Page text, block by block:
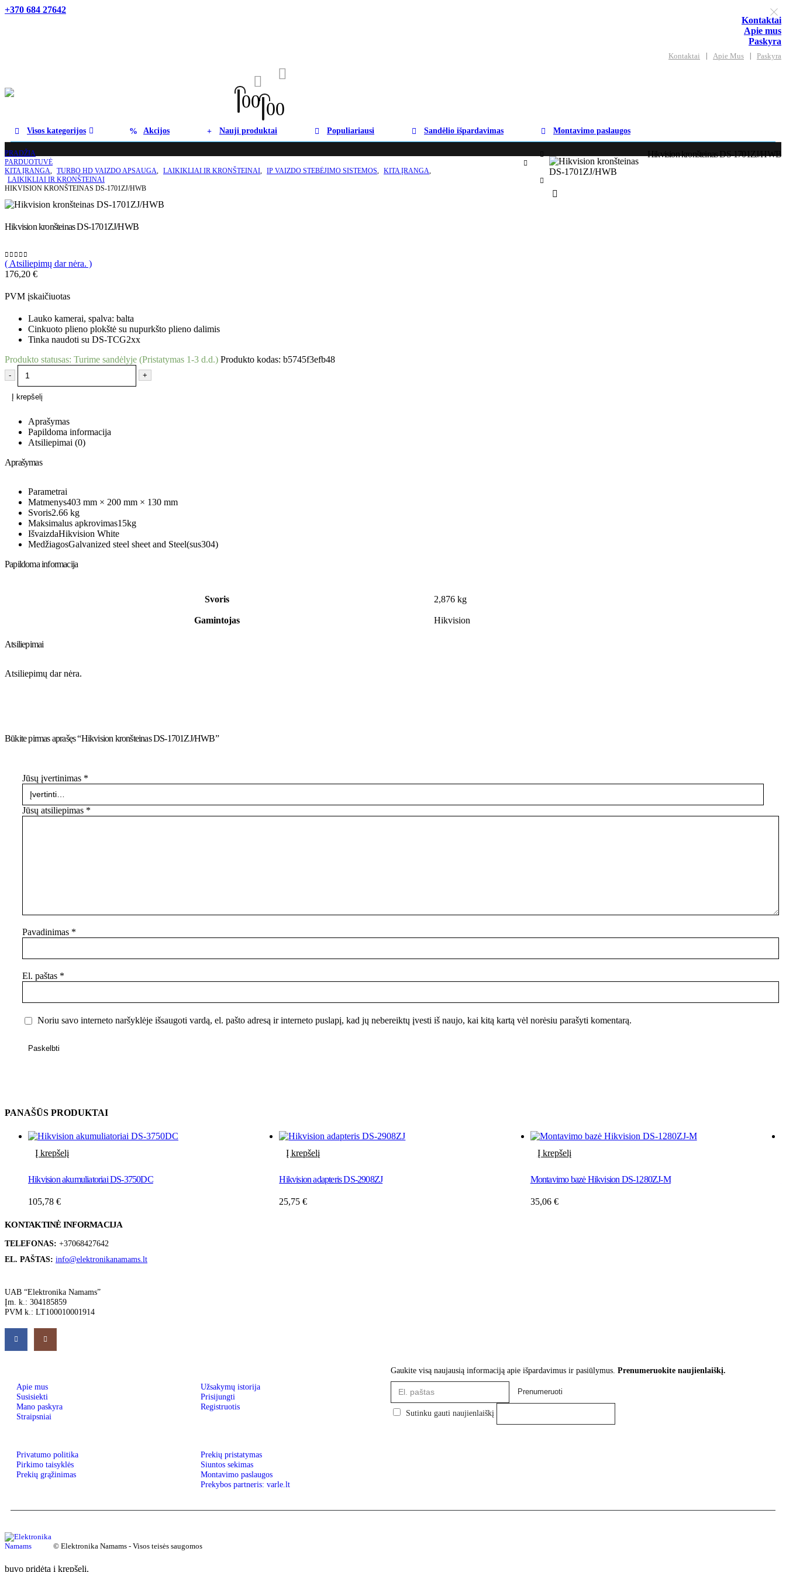
+370 684 27642
Kontaktai
Apie mus
Paskyra
Kontaktai Apie Mus Paskyra
00 00
Visos kategorijos Akcijos Nauji produktai Populiariausi Sandėlio išpardavimas Montavimo paslaugos
Hikvision kronšteinas DS-1701ZJ/HWB
PRADŽIA
PARDUOTUVĖ
KITA ĮRANGA, TURBO HD VAIZDO APSAUGA, LAIKIKLIAI IR KRONŠTEINAI, IP VAIZDO STEBĖJIMO SISTEMOS, KITA ĮRANGA,
LAIKIKLIAI IR KRONŠTEINAI
HIKVISION KRONŠTEINAS DS-1701ZJ/HWB
Hikvision kronšteinas DS-1701ZJ/HWB
0 out of 5
( Atsiliepimų dar nėra. )
176,20 €
PVM įskaičiuotas
Lauko kamerai, spalva: balta
Cinkuoto plieno plokštė su nupurkšto plieno dalimis
Tinka naudoti su DS-TCG2xx
Produkto statusas: Turime sandėlyje (Pristatymas 1-3 d.d.) Produkto kodas: b5745f3efb48
- +
Į krepšelį
Aprašymas
Papildoma informacija
Atsiliepimai (0)
Aprašymas
Parametrai
Matmenys403 mm × 200 mm × 130 mm
Svoris2.66 kg
Maksimalus apkrovimas15kg
IšvaizdaHikvision White
MedžiagosGalvanized steel sheet and Steel(sus304)
Papildoma informacija
Svoris 2,876 kg
Gamintojas Hikvision
Atsiliepimai
Atsiliepimų dar nėra.
Būkite pirmas aprašęs “Hikvision kronšteinas DS-1701ZJ/HWB”
Jūsų įvertinimas *
Jūsų atsiliepimas *
Pavadinimas *
El. paštas *
Noriu savo interneto naršyklėje išsaugoti vardą, el. pašto adresą ir interneto puslapį, kad jų nebereiktų įvesti iš naujo, kai kitą kartą vėl norėsiu parašyti komentarą.
PANAŠŪS PRODUKTAI
Į krepšelį
Hikvision akumuliatoriai DS-3750DC
105,78 €
Į krepšelį
Hikvision adapteris DS-2908ZJ
25,75€
Į krepšelį
Montavimo bazė Hikvision DS-1280ZJ-M
35,06 €
KONTAKTINĖ INFORMACIJA
TELEFONAS: +37068427642
EL. PAŠTAS: info@elektronikanamams.lt
UAB “Elektronika Namams”
Įm. k.: 304185859
PVM k.: LT100010001914
Apie mus
Susisiekti
Mano paskyra
Straipsniai
Užsakymų istorija
Prisijungti
Registruotis
Privatumo politika
Pirkimo taisyklės
Prekių grąžinimas
Prekių pristatymas
Siuntos sekimas
Montavimo paslaugos
Prekybos partneris: varle.lt
Gaukite visą naujausią informaciją apie išpardavimus ir pasiūlymus. Prenumeruokite naujienlaiškį.
Prenumeruoti
Sutinku gauti naujienlaiškį
© Elektronika Namams - Visos teisės saugomos
buvo pridėta į krepšelį.